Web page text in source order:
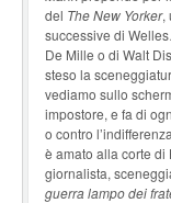
del The New Yorker,
successive di
De Mille o di Walt
steso la
vediamo sullo
impostore, e fa di
o contro
è amato alla corte
giornalista,
guerra lampo dei